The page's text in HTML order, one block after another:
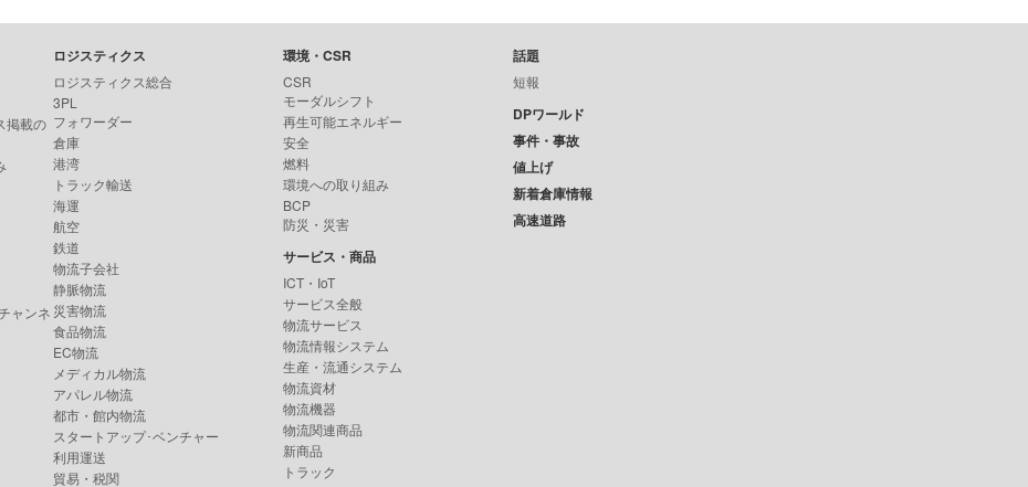
掲載の
ャンネ
ロジスティクス
ロジスティクス総合
3PL
フォワーダー
倉庫
港湾
トラック輸送
海運
航空
鉄道
物流子会社
静脈物流
災害物流
食品物流
EC物流
メディカル物流
アパレル物流
都市・館内物流
スタートアップ･ベンチャー
利用運送
貿易・税関
環境・CSR
CSR
モーダルシフト
再生可能エネルギー
安全
燃料
環境への取り組み
BCP
防災・災害
サービス・商品
ICT・IoT
サービス全般
物流サービス
物流情報システム
生産・流通システム
物流資材
物流機器
物流関連商品
新商品
トラック
話題
短報
DPワールド
事件・事故
値上げ
新着倉庫情報
高速道路